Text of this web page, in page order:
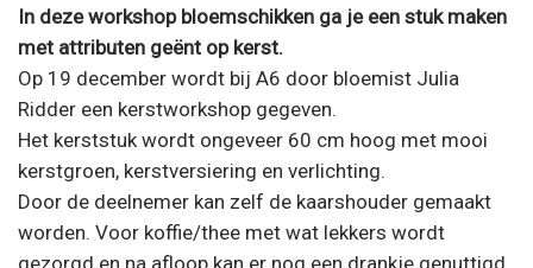
In deze workshop bloemschikken ga je een stuk maken
met attributen geënt op kerst.
Op 19 december wordt bij A6 door bloemist Julia
Ridder een kerstworkshop gegeven.
Het kerststuk wordt ongeveer 60 cm hoog met mooi
kerstgroen, kerstversiering en verlichting.
Door de deelnemer kan zelf de kaarshouder gemaakt
worden. Voor koffie/thee met wat lekkers wordt
gezorgd en na afloop kan er nog een drankje genuttigd